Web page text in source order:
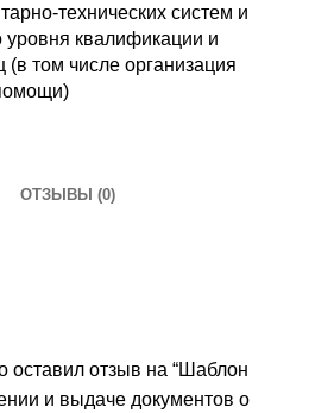
технических систем и
уровня квалификации и
(в том числе организация
ОТЗЫВЫ (0)
оставил отзыв на “Шаблон
и выдаче документов о